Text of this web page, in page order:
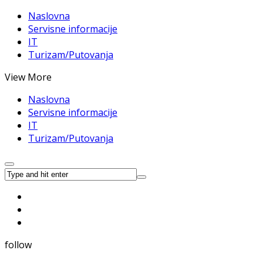
Naslovna
Servisne informacije
IT
Turizam/Putovanja
View More
Naslovna
Servisne informacije
IT
Turizam/Putovanja
follow